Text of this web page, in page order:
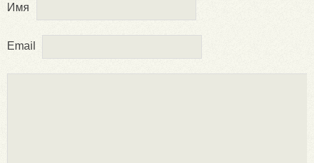
Имя
Email